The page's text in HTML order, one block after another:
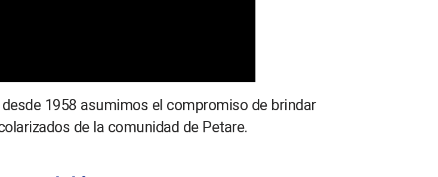
1958 asumimos el compromiso de brindar
de la comunidad de Petare.